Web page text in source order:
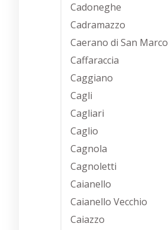
Cadoneghe
Cadramazzo
Caerano di San Marco
Caffaraccia
Caggiano
Cagli
Cagliari
Caglio
Cagnola
Cagnoletti
Caianello
Caianello Vecchio
Caiazzo